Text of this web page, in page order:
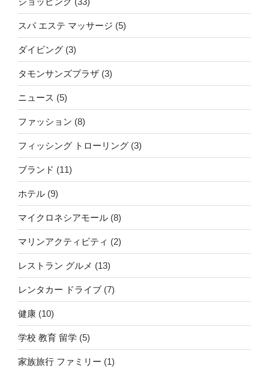
スパ エステ マッサージ (5)
ダイビング (3)
タモンサンズプラザ (3)
ニュース (5)
ファッション (8)
フィッシング トローリング (3)
ブランド (11)
ホテル (9)
マイクロネシアモール (8)
マリンアクティビティ (2)
レストラン グルメ (13)
レンタカー ドライブ (7)
健康 (10)
学校 教育 留学 (5)
家族旅行 ファミリー (1)